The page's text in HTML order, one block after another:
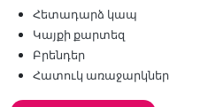
Հետադարձ կապ
Կայքի քարտեզ
Բրենդեր
Հատուկ առաջարկներ